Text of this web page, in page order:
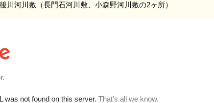
川河川敷（長門石河川敷、小森野河川敷の2ヶ所）